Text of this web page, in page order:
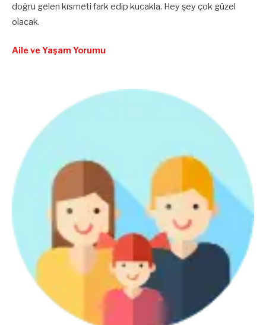
doğru gelen kısmeti fark edip kucakla. Hey şey çok güzel
olacak.
Aile ve Yaşam Yorumu